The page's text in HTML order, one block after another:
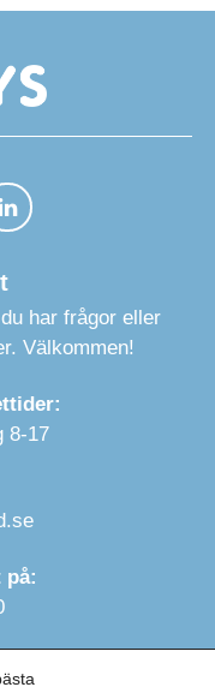
har frågor eller
Välkommen!
8-17
på: